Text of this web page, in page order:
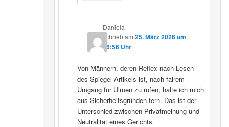
Daniela
schriebam25. März 2026 um
16:56 Uhr:
Von Männern, deren Reflex nach Lesen
des Spiegel-Artikels ist, nach fairem
Umgang für Ulmen zu rufen, halte ich mich
aus Sicherheitsgründen fern. Das ist der
Unterschied zwischen Privatmeinung und
Neutralität eines Gerichts.